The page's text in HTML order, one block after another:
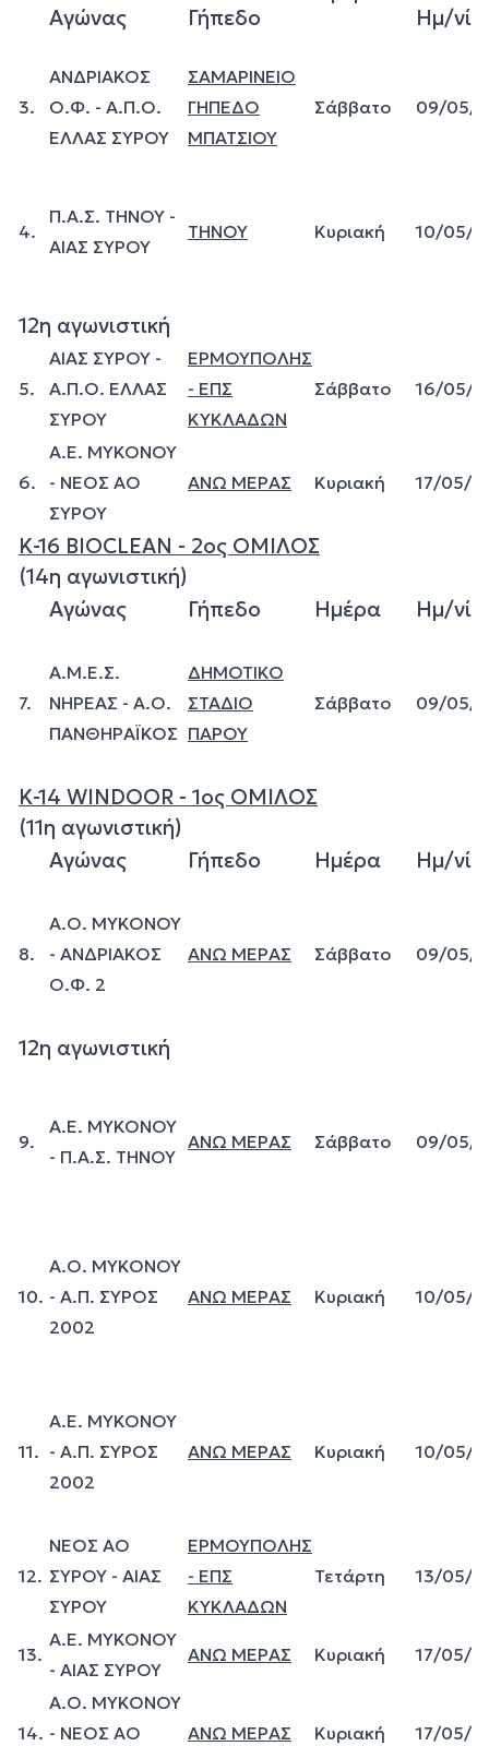
Αγώνας Γήπεδο
Ημ/νία
3.
ΑΝΔΡΙΑΚΟΣ
Ο.Φ. - Α.Π.Ο.
ΕΛΛΑΣ ΣΥΡΟΥ
ΣΑΜΑΡΙΝΕΙΟ
ΓΗΠΕΔΟ
ΜΠΑΤΣΙΟΥ
Σάββατο 09/05/
4.
Π.Α.Σ. ΤΗΝΟΥ -
ΑΙΑΣ ΣΥΡΟΥ
ΤΗΝΟΥ Κυριακή 10/05/
12η αγωνιστική
5.
ΑΙΑΣ ΣΥΡΟΥ -
Α.Π.Ο. ΕΛΛΑΣ
ΣΥΡΟΥ
ΕΡΜΟΥΠΟΛΗΣ
- ΕΠΣ
ΚΥΚΛΑΔΩΝ
Σάββατο 16/05/
6.
A.E. MYKONOY
- ΝΕΟΣ ΑΟ
ΣΥΡΟΥ
ΑΝΩ ΜΕΡΑΣ Κυριακή 17/05/
Κ-16 BIOCLEAN - 2ος ΟΜΙΛΟΣ
(14η αγωνιστική)
Αγώνας
Γήπεδο Ημέρα Ημ/νία
7.
Α.Μ.Ε.Σ.
ΝΗΡΕΑΣ - Α.Ο.
ΠΑΝΘΗΡΑΪΚΟΣ
ΔΗΜΟΤΙΚΟ
ΣΤΑΔΙΟ
ΠΑΡΟΥ
Σάββατο 09/05/
Κ-14 WINDOOR - 1ος ΟΜΙΛΟΣ
(11η αγωνιστική)
Αγώνας
Γήπεδο Ημέρα Ημ/νία
8.
Α.Ο. ΜΥΚΟΝΟΥ
- ΑΝΔΡΙΑΚΟΣ
Ο.Φ. 2
ΑΝΩ ΜΕΡΑΣ Σάββατο 09/05/
12η αγωνιστική
9.
A.E. MYKONOY
- Π.Α.Σ. ΤΗΝΟΥ
ΑΝΩ ΜΕΡΑΣ Σάββατο 09/05/
10.
Α.Ο. ΜΥΚΟΝΟΥ
- Α.Π. ΣΥΡΟΣ
2002
ΑΝΩ ΜΕΡΑΣ Κυριακή 10/05/
11.
A.E. MYKONOY
- Α.Π. ΣΥΡΟΣ
2002
ΑΝΩ ΜΕΡΑΣ Κυριακή 10/05/
12.
ΝΕΟΣ ΑΟ
ΣΥΡΟΥ - ΑΙΑΣ
ΣΥΡΟΥ
ΕΡΜΟΥΠΟΛΗΣ
- ΕΠΣ
ΚΥΚΛΑΔΩΝ
Τετάρτη 13/05/
13.
A.E. MYKONOY
- ΑΙΑΣ ΣΥΡΟΥ
ΑΝΩ ΜΕΡΑΣ Κυριακή 17/05/
14.
Α.Ο. ΜΥΚΟΝΟΥ
- ΝΕΟΣ ΑΟ
ΑΝΩ ΜΕΡΑΣ Κυριακή 17/05/